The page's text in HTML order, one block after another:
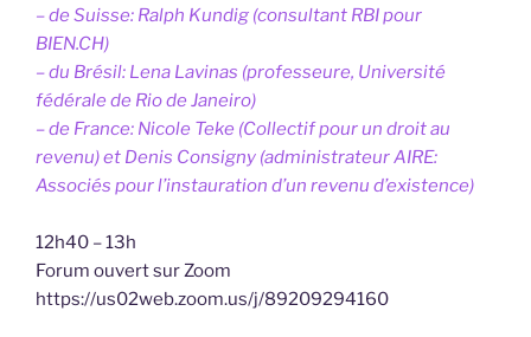
– de Suisse: Ralph Kundig (consultant RBI pour
BIEN.CH)
– du Brésil: Lena Lavinas (professeure, Université
fédérale de Rio de Janeiro)
– de France: Nicole Teke (Collectif pour un droit au
revenu) et Denis Consigny (administrateur AIRE:
Associés pour l’instauration d’un revenu d’existence)
12h40 – 13h
Forum ouvert sur Zoom
https://us02web.zoom.us/j/89209294160